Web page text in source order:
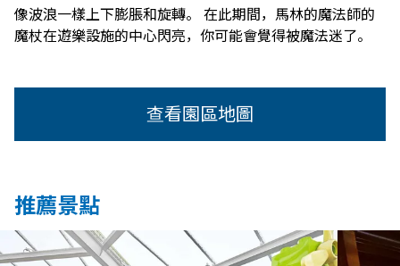
像波浪一樣上下膨脹和旋轉。 在此期間，馬林的魔法師的
魔杖在遊樂設施的中心閃亮，你可能會覺得被魔法迷了。
查看園區地圖
推薦景點